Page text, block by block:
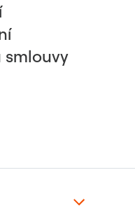
smlouvy